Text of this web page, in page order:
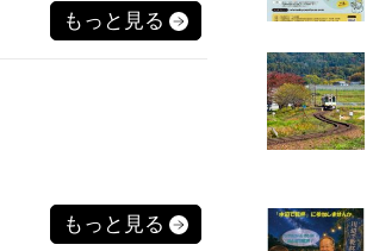
もっと見る
もっと見る